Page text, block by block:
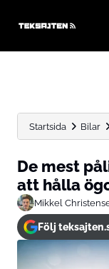
Startsida Bilar
De mest
att hålla
Mikkel
Följ